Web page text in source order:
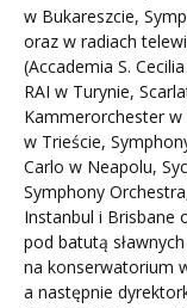
w Bukareszcie,
oraz w radiach
(Accademia S.
RAI w Turynie,
Kammerorchester w
w Trieście,
Carlo w Neapolu,
Symphony
Instanbul i Brisbane
pod batutą
na konserwatorium
a następnie